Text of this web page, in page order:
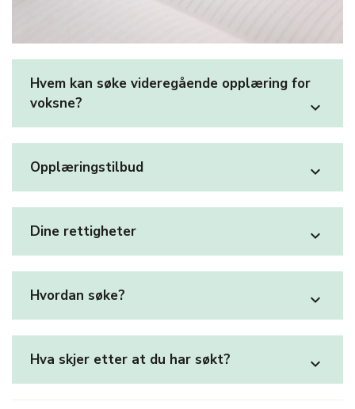
Hvem kan søke videregående opplæring for
voksne?
expand_more
Opplæringstilbud expand_more
Dine rettigheter expand_more
Hvordan søke? expand_more
Hva skjer etter at du har søkt? expand_more